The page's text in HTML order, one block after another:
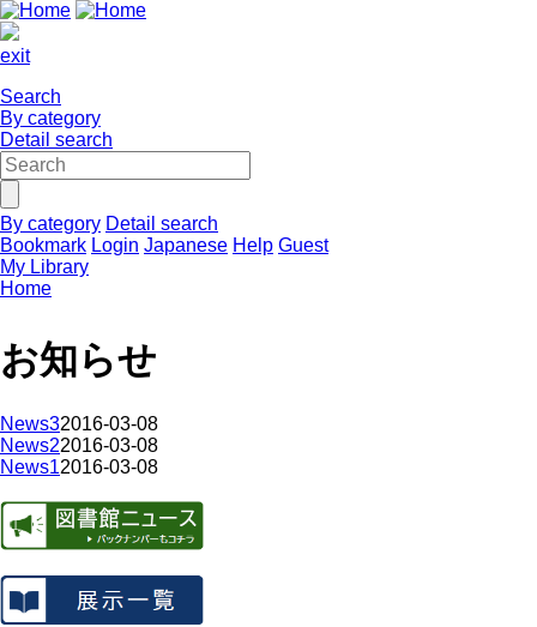
exit
Search
By category
Detail search
By category Detail search
Bookmark Login Japanese Help Guest
My Library
Home
お知らせ
News32016-03-08
News22016-03-08
News12016-03-08